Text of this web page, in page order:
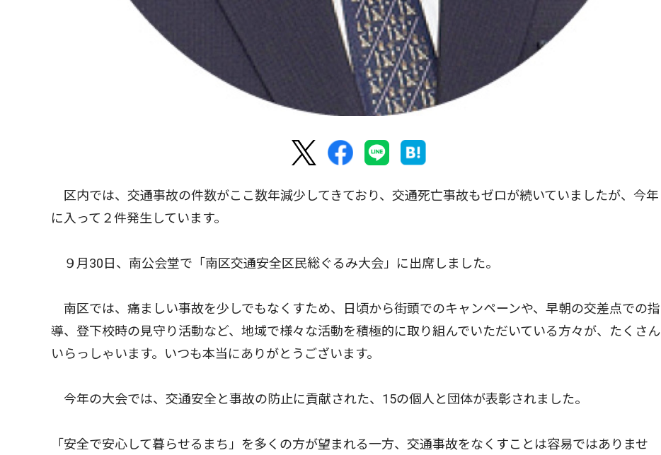
区内では、交通事故の件数がここ数年減少してきており、交通死亡事故もゼロが続いていましたが、今年
に入って２件発生しています。
９月30日、南公会堂で「南区交通安全区民総ぐるみ大会」に出席しました。
南区では、痛ましい事故を少しでもなくすため、日頃から街頭でのキャンペーンや、早朝の交差点での指
導、登下校時の見守り活動など、地域で様々な活動を積極的に取り組んでいただいている方々が、たくさん
いらっしゃいます。いつも本当にありがとうございます。
今年の大会では、交通安全と事故の防止に貢献された、15の個人と団体が表彰されました。
「安全で安心して暮らせるまち」を多くの方が望まれる一方、交通事故をなくすことは容易ではありませ